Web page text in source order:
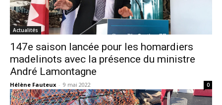
Actualités
147e saison lancée pour les homardiers
madelinots avec la présence du ministre
André Lamontagne
Hélène Fauteux - 9 mai 2022 0